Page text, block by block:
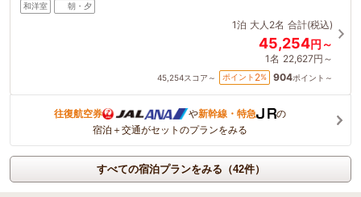
和洋室 朝・夕
1泊 大人2名 合計(税込)
45,254円～
1名 22,627円～
45,254スコア～ ポイント 2% 904ポイント～
往復航空券 や新幹線・特急
の
宿泊＋交通がセットのプランをみる
すべての宿泊プランをみる（42件）